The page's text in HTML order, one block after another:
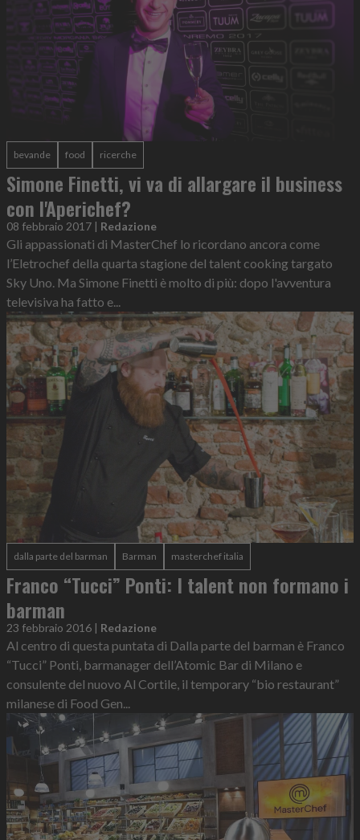
bevande food ricerche
Simone Finetti, vi va di allargare il business
con l'Aperichef?
08 febbraio 2017 | Redazione
Gli appassionati di MasterChef lo ricordano ancora come
l’Eletrochef della quarta stagione del talent cooking targato
Sky Uno. Ma Simone Finetti è molto di più: dopo l'avventura
televisiva ha fatto e...
dalla parte del barman Barman masterchef italia
Franco “Tucci” Ponti: I talent non formano i
barman
23 febbraio 2016 | Redazione
Al centro di questa puntata di Dalla parte del barman è Franco
“Tucci” Ponti, barmanager dell’Atomic Bar di Milano e
consulente del nuovo Al Cortile, il temporary “bio restaurant”
milanese di Food Gen...